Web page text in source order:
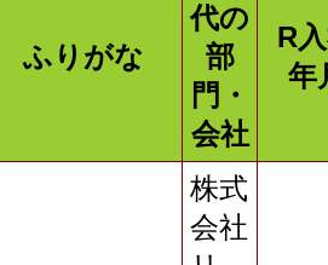
ふりがな
代の
部
門・
会社
R
年
株式
会社